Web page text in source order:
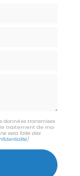
données transmises
traitement de ma
sera faite des
)